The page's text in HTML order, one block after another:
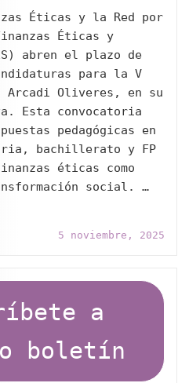
Éticas y la Red por
Éticas y
abren el plazo de
para la V
Arcadi Oliveres, en su
Esta convocatoria
pedagógicas en
bachillerato y FP
éticas como
social. …
para
5 noviembre, 2025
a
boletín